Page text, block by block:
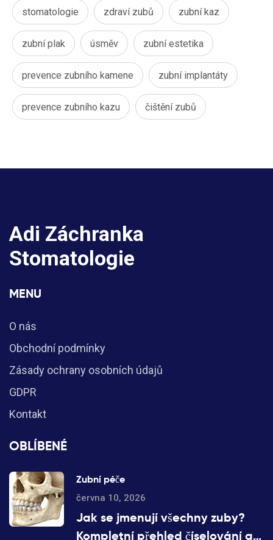
stomatologie zdraví zubů zubní kaz
zubní plak úsměv zubní estetika
prevence zubního kamene zubní implantáty
prevence zubního kazu čištění zubů
Adi Záchranka
Stomatologie
MENU
O nás
Obchodní podmínky
Zásady ochrany osobních údajů
GDPR
Kontakt
OBLÍBENÉ
Zubní péče
června 10, 2026
Jak se jmenují všechny zuby?
Kompletní přehled číselování a